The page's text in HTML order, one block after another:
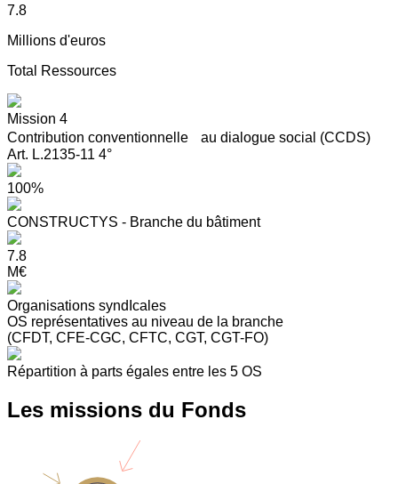
7.8
Millions d'euros
Total Ressources
Mission 4
Contribution conventionnelle au dialogue social (CCDS)
Art. L.2135-11 4°
100%
CONSTRUCTYS - Branche du bâtiment
7.8
M€
Organisations syndIcales
OS représentatives au niveau de la branche
(CFDT, CFE-CGC, CFTC, CGT, CGT-FO)
Répartition à parts égales entre les 5 OS
Les missions du Fonds